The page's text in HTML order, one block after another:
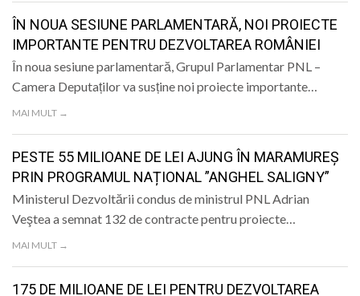
ÎN NOUA SESIUNE PARLAMENTARĂ, NOI PROIECTE
IMPORTANTE PENTRU DEZVOLTAREA ROMÂNIEI
În noua sesiune parlamentară, Grupul Parlamentar PNL –
Camera Deputaților va susține noi proiecte importante…
MAI MULT →
PESTE 55 MILIOANE DE LEI AJUNG ÎN MARAMUREȘ
PRIN PROGRAMUL NAȚIONAL ”ANGHEL SALIGNY”
Ministerul Dezvoltării condus de ministrul PNL Adrian
Veştea a semnat 132 de contracte pentru proiecte…
MAI MULT →
175 DE MILIOANE DE LEI PENTRU DEZVOLTAREA